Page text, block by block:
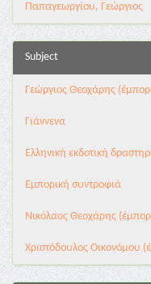
Παπαγεωργίου, Γεώργιος
Subject
Γεώργιος Θεοχάρης
Γιάννενα
Ελληνική εκδοτική
Εμπορική συντροφιά
Νικόλαος Θεοχάρης
Χριστόδουλος Οικονόμου